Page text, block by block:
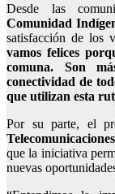
Desde las
Comunidad
satisfacción de los
vamos felices
comuna. Son
conectividad de
que utilizan esta
Por su parte, el
que la iniciativa
nuevas